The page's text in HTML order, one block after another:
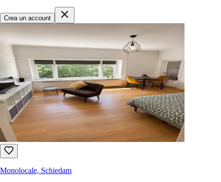
Crea un account
Monolocale, Schiedam